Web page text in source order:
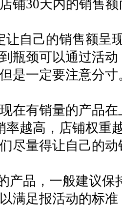
铺30天内的销售
自己的销售额呈
瓶颈可以通过活
但是一定要注意分
在有销量的产品
越高，店铺权重
尽量得让自己的
产品，一般建议保
满足报活动的标